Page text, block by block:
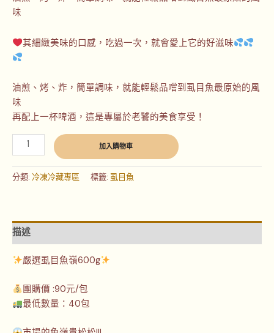
味
其細緻美味的口感，吃過一次，就會愛上它的好滋味
油煎、烤、炸，簡單調味，就能輕鬆品嚐到虱目魚最原始的風
味
再配上一杯啤酒，這是專屬於老饕的美食享受！
加入購物車
分類: 冷凍冷藏專區 標籤: 虱目魚
描述
嚴選虱目魚嶺600g
團購價 :90元/包
最低數量：40包